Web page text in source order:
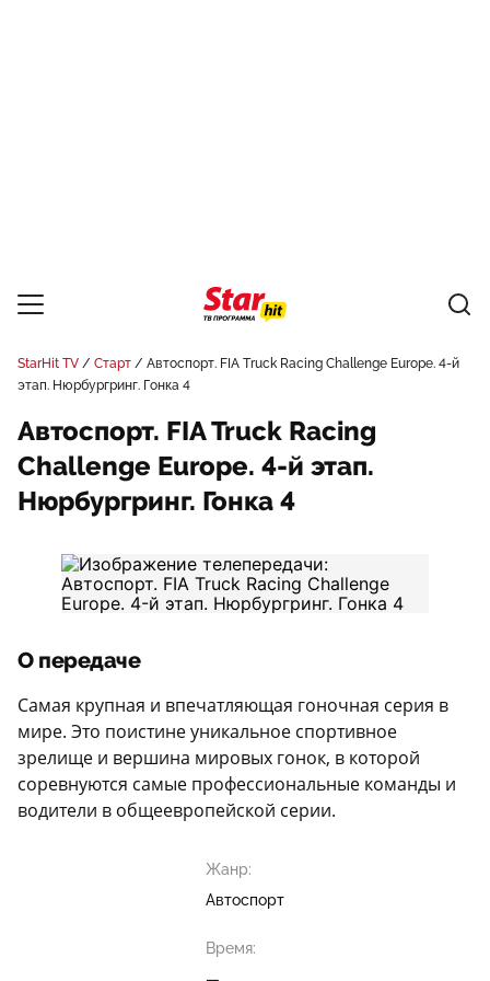
StarHit TV Старт
Автоспорт. FIA Truck Racing Challenge Europe. 4-й
этап. Нюрбургринг. Гонка 4
Автоспорт. FIA Truck Racing
Challenge Europe. 4-й этап.
Нюрбургринг. Гонка 4
О передаче
Самая крупная и впечатляющая гоночная серия в
мире. Это поистине уникальное спортивное
зрелище и вершина мировых гонок, в которой
соревнуются самые профессиональные команды и
водители в общеевропейской серии.
Жанр:
Автоспорт
Время: